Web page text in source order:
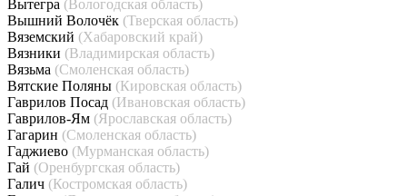
Вытегра (Вологодская область)
Вышний Волочёк (Тверская область)
Вяземский (Хабаровский край)
Вязники (Владимирская область)
Вязьма (Смоленская область)
Вятские Поляны (Кировская область)
Гаврилов Посад (Ивановская область)
Гаврилов-Ям (Ярославская область)
Гагарин (Смоленская область)
Гаджиево (Мурманская область)
Гай (Оренбургская область)
Галич (Костромская область)